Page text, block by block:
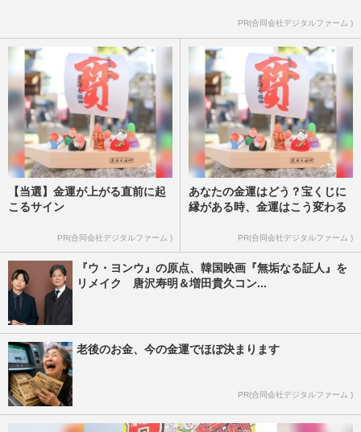
PR(合同会社デジタルファーム )
【当選】金運が上がる直前に起
こるサイン
PR(合同会社デジタルファーム )
あなたの金運はどう？宝くじに
縁がある時、金運はこう変わる
PR(合同会社デジタルファーム )
『ウ・ヨンウ』の原点、韓国映画『無垢なる証人』を
リメイク 唐沢寿明＆増田貴久コン...
老後のお金、今の金運でほぼ決まります
PR(合同会社デジタルファーム )